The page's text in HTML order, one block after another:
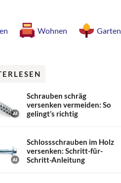
Wohnen Garten
Schrauben schräg
versenken vermeiden: So
gelingt’s richtig
Schlossschrauben im Holz
versenken: Schritt-für-
Schritt-Anleitung